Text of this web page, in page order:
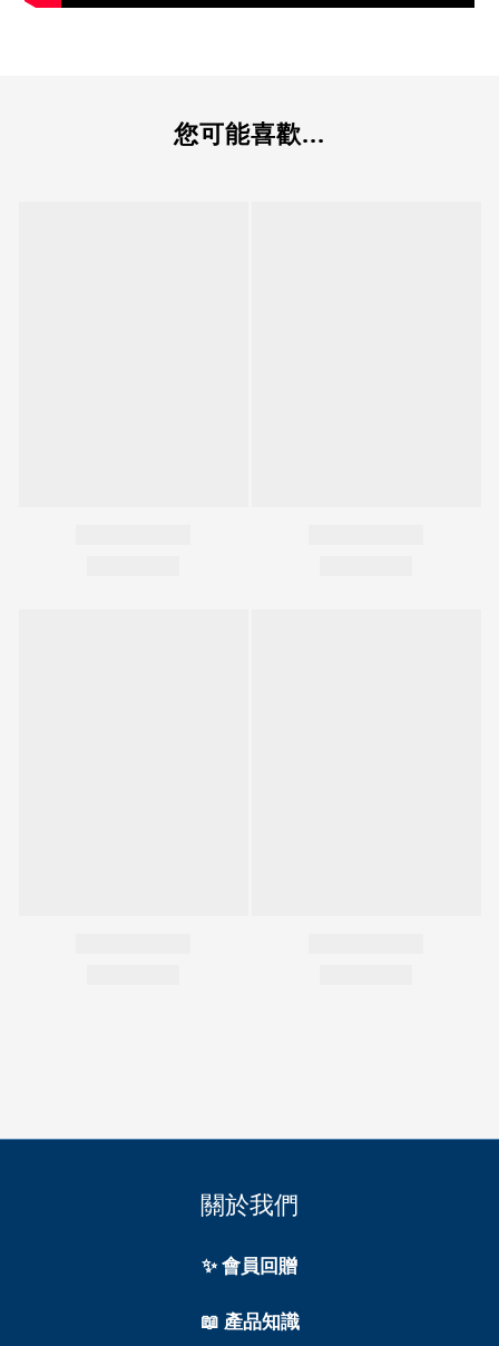
您可能喜歡...
關於我們
✨ 會員回贈
📖 產品知識